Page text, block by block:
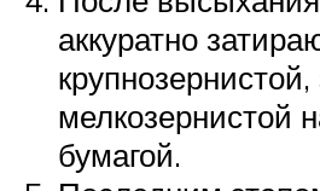
аккуратно
крупнозернистой,
мелкозернистой
бумагой.